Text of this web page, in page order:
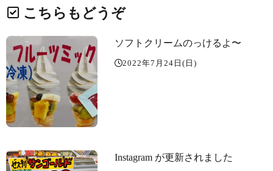
こちらもどうぞ
ソフトクリームのっけるよ〜️
2022年7月24日(日)
Instagram が更新されました